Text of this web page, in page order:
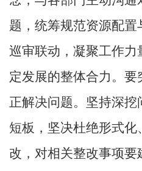
题，统筹规范资源配
巡审联动，凝聚工作
定发展的整体合力。
正解决问题。坚持深
短板，坚决杜绝形式
改，对相关整改事项